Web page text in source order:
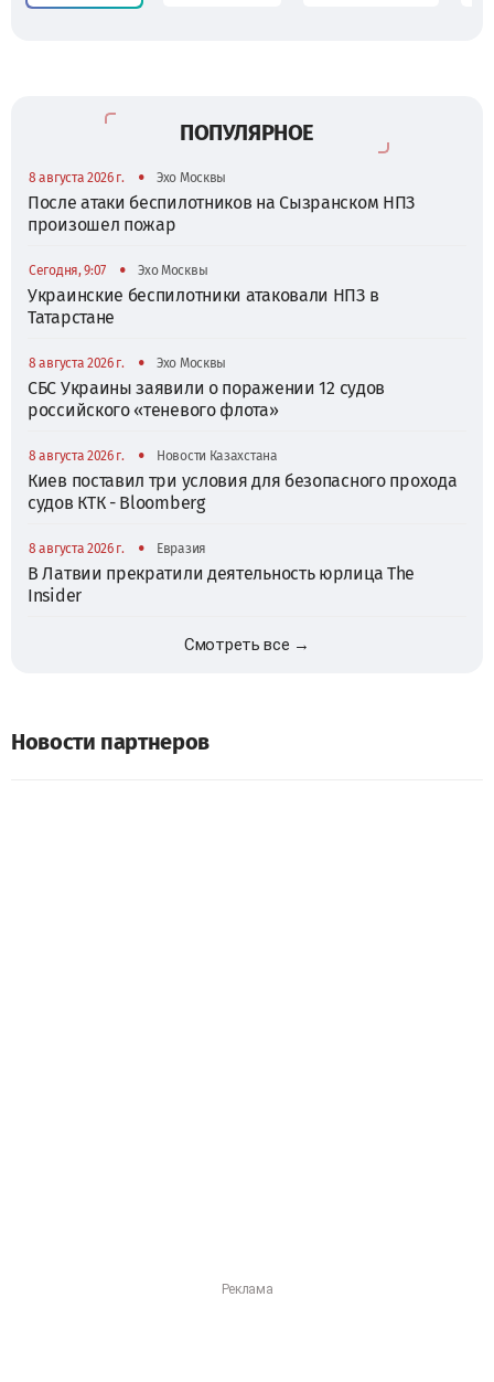
ПОПУЛЯРНОЕ
8 августа 2026 г. • Эхо Москвы
После атаки беспилотников на Сызранском НПЗ
произошел пожар
Сегодня, 9:07 • Эхо Москвы
Украинские беспилотники атаковали НПЗ в
Татарстане
8 августа 2026 г. • Эхо Москвы
СБС Украины заявили о поражении 12 судов
российского «теневого флота»
8 августа 2026 г. • Новости Казахстана
Киев поставил три условия для безопасного прохода
судов КТК - Bloomberg
8 августа 2026 г. • Евразия
В Латвии прекратили деятельность юрлица The
Insider
Смотреть все →
Новости партнеров